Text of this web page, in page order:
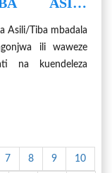
ZA
Asili/Tiba mbadala
ili waweze
na kuendeleza
7 8 9 10